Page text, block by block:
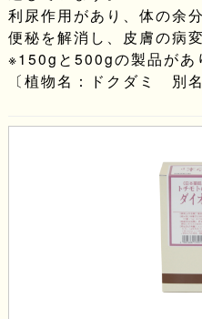
利尿作用があり、体の余
便秘を解消し、皮膚の病
※150gと500gの製品があ
〔植物名：ドクダミ 別名